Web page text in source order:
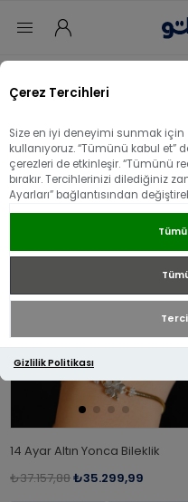
Çerez Tercihleri
Size en iyi deneyimi sunmak için
kullanıyoruz. “Tümünü kabul et”
çerezleri de etkinleşir. “Tümünü
bırakır. Tercihlerinizi dilediğiniz
Ayarları” bağlantısından
Gizlilik Politikası
'Transfer' ile
14 Ayar Altın Yonca Bileklik
₺37.157,88₺35.299,99